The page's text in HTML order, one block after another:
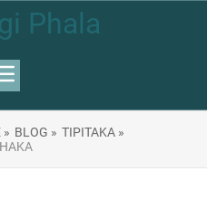
Phala
» BLOG » TIPITAKA »